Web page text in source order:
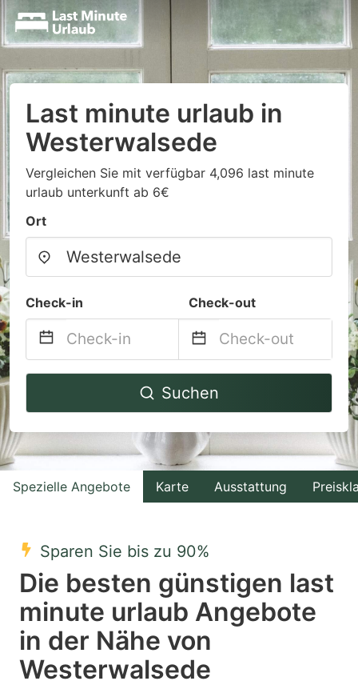
Last minute urlaub in
Westerwalsede
Vergleichen Sie mit verfügbar 4,096 last minute
urlaub unterkunft ab 6€
Ort
Check-in Check-out
Navigate
to
the
select
a
date.
Press
the
question
Navigate
to
with
the
a
date.
Suchen
Spezielle Angebote Karte Ausstattung
Sparen Sie bis zu 90%
Die besten günstigen last
minute urlaub Angebote
in der Nähe von
Westerwalsede